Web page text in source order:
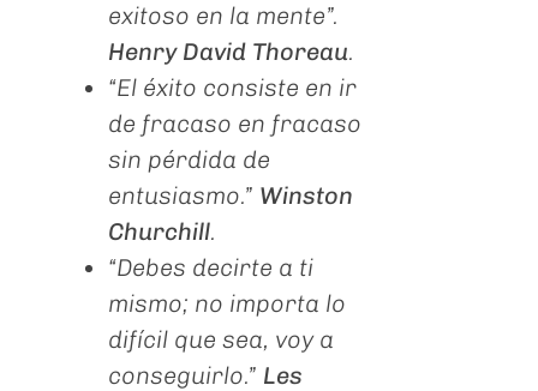
exitoso en la mente”.
Henry David Thoreau.
“El éxito consiste en ir
de fracaso en fracaso
sin pérdida de
entusiasmo.” Winston
Churchill.
“Debes decirte a ti
mismo; no importa lo
difícil que sea, voy a
conseguirlo.” Les